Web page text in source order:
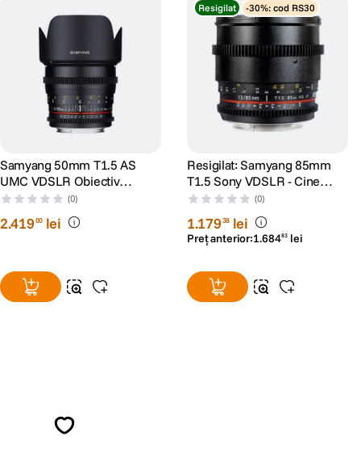
Samyang 50mm T1.5 AS
UMC VDSLR Obiectiv
Cinematic Sony A
(0)
2.41900 lei
Resigilat -30%: cod RS30
Resigilat: Samyang 85mm
T1.5 Sony VDSLR - Cine
Lens - RS125005932-1
(0)
1.17938 lei
Preț anterior:1.68483 lei